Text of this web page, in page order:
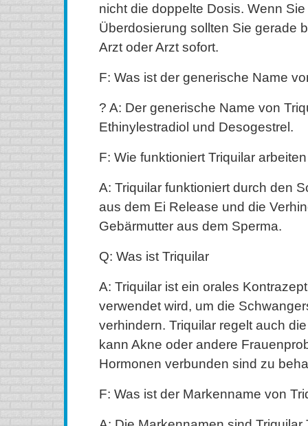
nicht die doppelte Dosis. Wenn Sie
Überdosierung sollten Sie gerade
Arzt oder Arzt sofort.
F: Was ist der generische Name
? A: Der generische Name von
Ethinylestradiol und Desogestrel.
F: Wie funktioniert Triquilar arbeiten
A: Triquilar funktioniert durch den
aus dem Ei Release und die
Gebärmutter aus dem Sperma.
Q: Was ist Triquilar
A: Triquilar ist ein orales
verwendet wird, um die
verhindern. Triquilar regelt auch
kann Akne oder andere
Hormonen verbunden sind zu
F: Was ist der Markenname von